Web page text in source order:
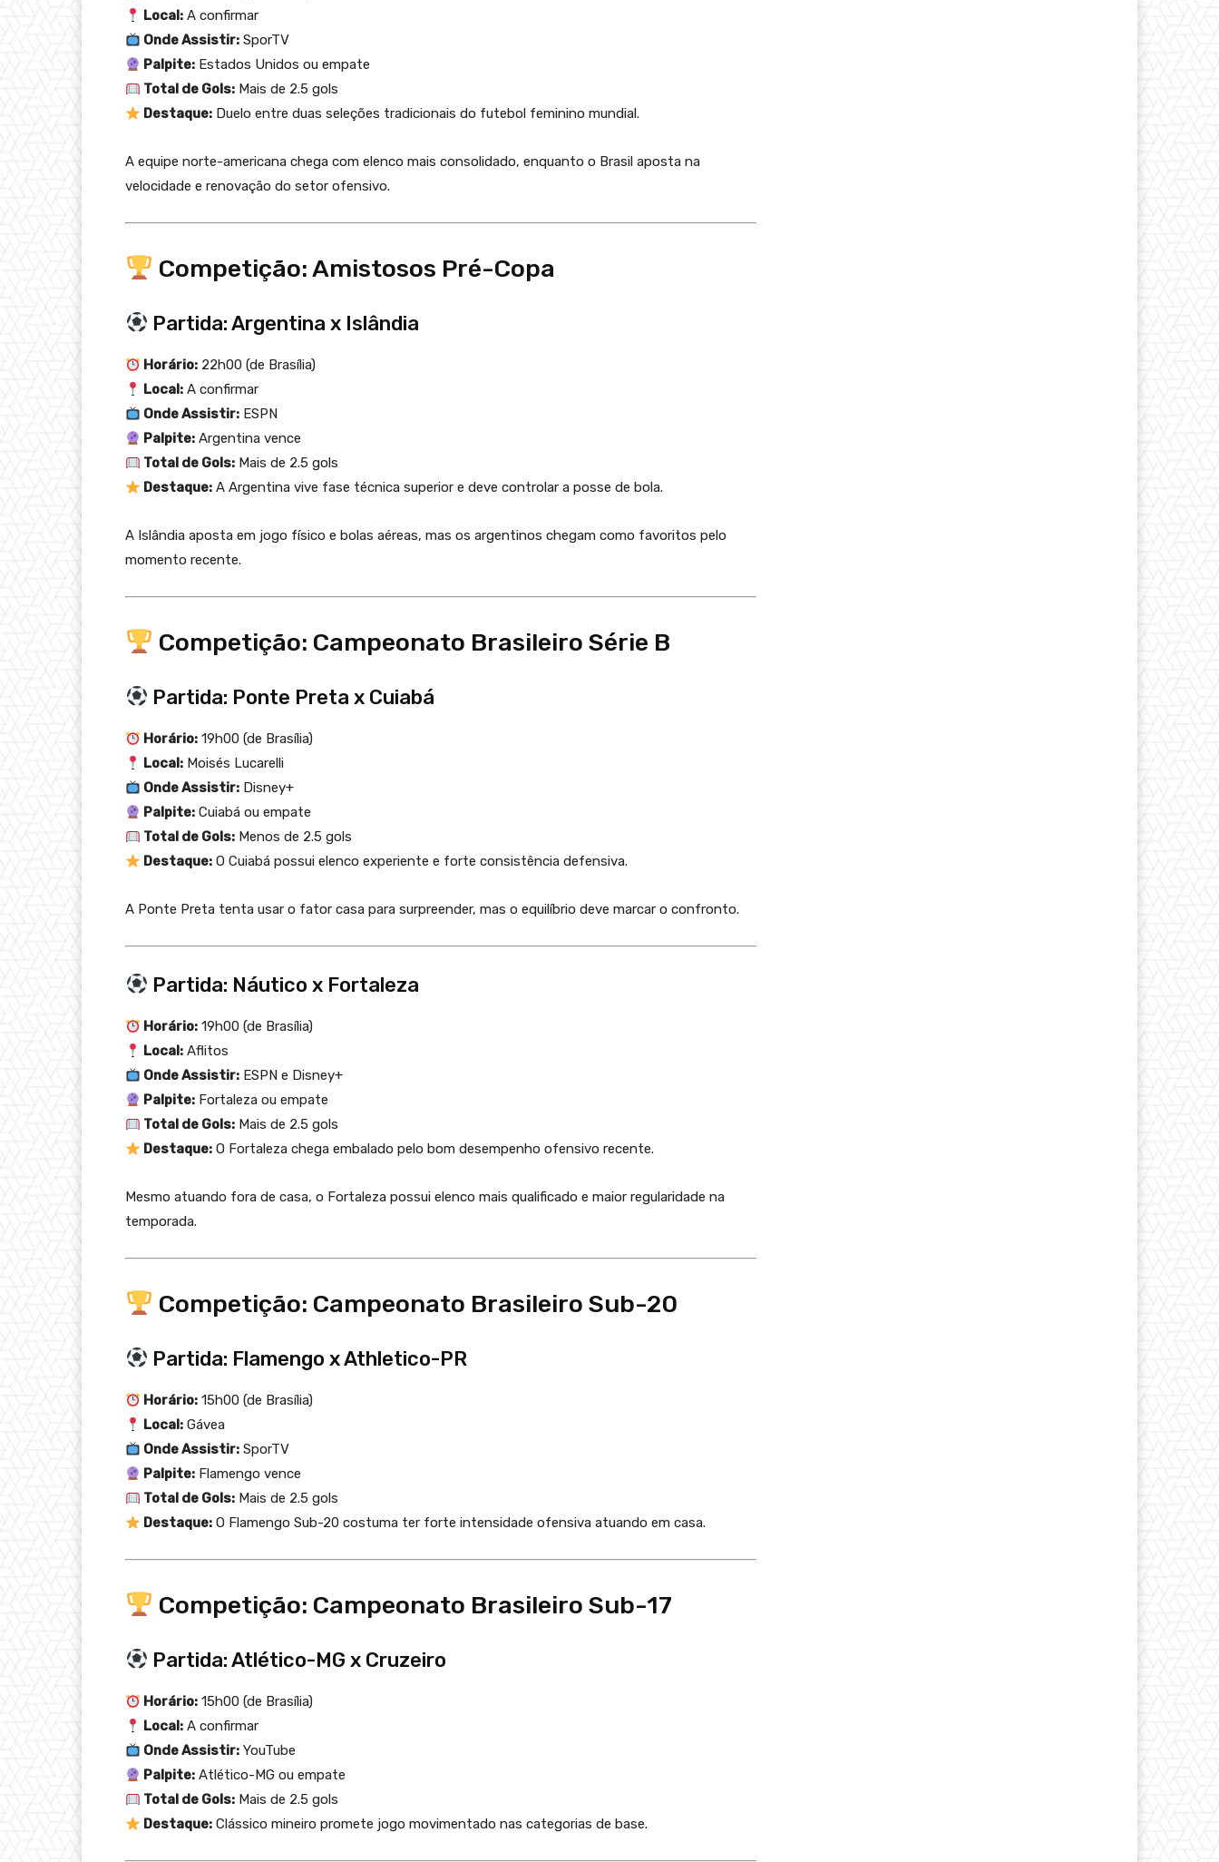
Local: A confirmar
Onde Assistir: SporTV
Palpite: Estados Unidos ou empate
Total de Gols: Mais de 2.5 gols
Destaque: Duelo entre duas seleções tradicionais do futebol feminino mundial.
A equipe norte-americana chega com elenco mais consolidado, enquanto o Brasil aposta na
velocidade e renovação do setor ofensivo.
Competição: Amistosos Pré-Copa
Partida: Argentina x Islândia
Horário: 22h00 (de Brasília)
Local: A confirmar
Onde Assistir: ESPN
Palpite: Argentina vence
Total de Gols: Mais de 2.5 gols
Destaque: A Argentina vive fase técnica superior e deve controlar a posse de bola.
A Islândia aposta em jogo físico e bolas aéreas, mas os argentinos chegam como favoritos pelo
momento recente.
Competição: Campeonato Brasileiro Série B
Partida: Ponte Preta x Cuiabá
Horário: 19h00 (de Brasília)
Local: Moisés Lucarelli
Onde Assistir: Disney+
Palpite: Cuiabá ou empate
Total de Gols: Menos de 2.5 gols
Destaque: O Cuiabá possui elenco experiente e forte consistência defensiva.
A Ponte Preta tenta usar o fator casa para surpreender, mas o equilíbrio deve marcar o confronto.
Partida: Náutico x Fortaleza
Horário: 19h00 (de Brasília)
Local: Aflitos
Onde Assistir: ESPN e Disney+
Palpite: Fortaleza ou empate
Total de Gols: Mais de 2.5 gols
Destaque: O Fortaleza chega embalado pelo bom desempenho ofensivo recente.
Mesmo atuando fora de casa, o Fortaleza possui elenco mais qualificado e maior regularidade na
temporada.
Competição: Campeonato Brasileiro Sub-20
Partida: Flamengo x Athletico-PR
Horário: 15h00 (de Brasília)
Local: Gávea
Onde Assistir: SporTV
Palpite: Flamengo vence
Total de Gols: Mais de 2.5 gols
Destaque: O Flamengo Sub-20 costuma ter forte intensidade ofensiva atuando em casa.
Competição: Campeonato Brasileiro Sub-17
Partida: Atlético-MG x Cruzeiro
Horário: 15h00 (de Brasília)
Local: A confirmar
Onde Assistir: YouTube
Palpite: Atlético-MG ou empate
Total de Gols: Mais de 2.5 gols
Destaque: Clássico mineiro promete jogo movimentado nas categorias de base.